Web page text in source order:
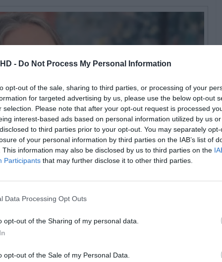
- Do Not Process My Personal Information
opt-out of the sale, sharing to third parties, or processing of your
for targeted advertising by us, please use the below opt-out
selection. Please note that after your opt-out request is processed
interest-based ads based on personal information utilized by us
to third parties prior to your opt-out. You may separately
of your personal information by third parties on the IAB’s list of
This information may also be disclosed by us to third parties on the
Participants that may further disclose it to other third parties.
Data Processing Opt Outs
opt-out of the Sharing of my personal data.
opt-out of the Sale of my Personal Data.
Vision Europa, S.A.
que concerne a projetos televisivos não parou de
cujos frutos já irão ser apresentados em Portugal.